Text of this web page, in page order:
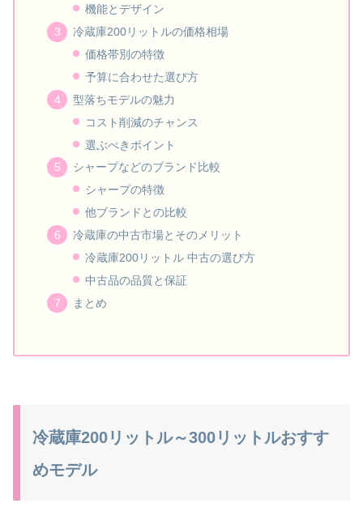
機能とデザイン
冷蔵庫200リットルの価格相場
価格帯別の特徴
予算に合わせた選び方
型落ちモデルの魅力
コスト削減のチャンス
選ぶべきポイント
シャープなどのブランド比較
シャープの特徴
他ブランドとの比較
冷蔵庫の中古市場とそのメリット
冷蔵庫200リットル 中古の選び方
中古品の品質と保証
まとめ
冷蔵庫200リットル～300リットルおすす
めモデル